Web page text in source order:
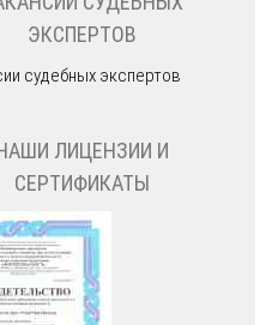
ЭКСПЕРТОВ
ЛИЦЕНЗИИ И
СЕРТИФИКАТЫ